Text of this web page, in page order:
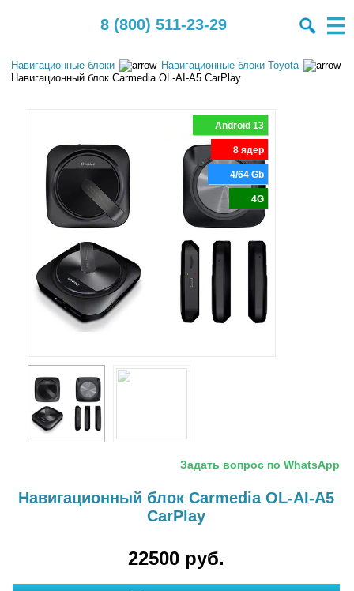
8 (800) 511-23-29
Навигационные блоки
Навигационные блоки Toyota
Навигационный блок Carmedia OL-AI-A5 CarPlay
Android 13
8 ядер
4/64 Gb
4G
Задать вопрос по WhatsApp
Навигационный блок Carmedia OL-AI-A5
CarPlay
22500 руб.